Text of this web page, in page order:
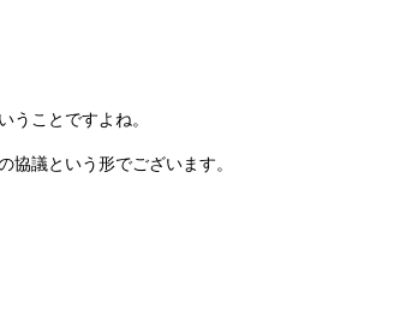
ことですよね。
議という形でございます。